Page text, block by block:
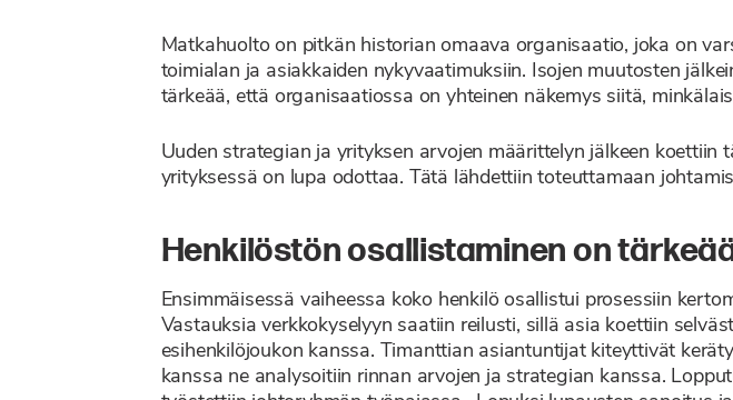
Matkahuolto on pitkän historian omaava organisaatio, joka on
toimialan ja asiakkaiden nykyvaatimuksiin. Isojen muutosten
tärkeää, että organisaatiossa on yhteinen näkemys siitä,
Uuden strategian ja yrityksen arvojen määrittelyn jälkeen
yrityksessä on lupa odottaa. Tätä lähdettiin toteuttamaan
Henkilöstön osallistaminen on
Ensimmäisessä vaiheessa koko henkilö osallistui prosessiin
Vastauksia verkkokyselyyn saatiin reilusti, sillä asia koettiin
esihenkilöjoukon kanssa. Timanttian asiantuntijat kiteyttivät
kanssa ne analysoitiin rinnan arvojen ja strategian kanssa.